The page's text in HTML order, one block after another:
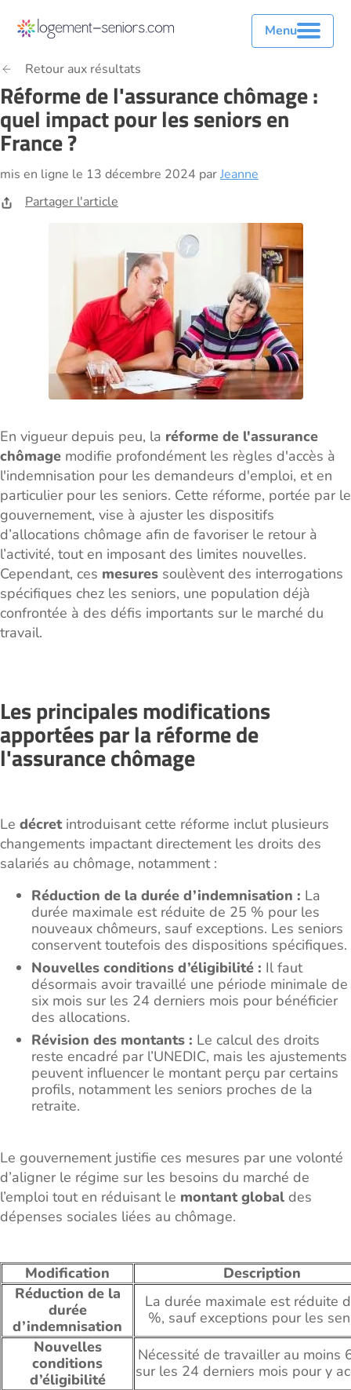
Menu
Retour aux résultats
Réforme de l'assurance chômage :
quel impact pour les seniors en
France ?
mis en ligne le 13 décembre 2024 parJeanne
Partager l'article
En vigueur depuis peu, la réforme de l'assurance
chômage modifie profondément les règles d'accès à
l'indemnisation pour les demandeurs d'emploi, et en
particulier pour les seniors. Cette réforme, portée par le
gouvernement, vise à ajuster les dispositifs
d’allocations chômage afin de favoriser le retour à
l’activité, tout en imposant des limites nouvelles.
Cependant, ces mesures soulèvent des interrogations
spécifiques chez les seniors, une population déjà
confrontée à des défis importants sur le marché du
travail.
Les principales modifications
apportées par la réforme de
l'assurance chômage
Le décretintroduisant cette réforme inclut plusieurs
changements impactant directement les droits des
salariés au chômage, notamment :
Réduction de la durée d’indemnisation : La
durée maximale est réduite de 25 % pour les
nouveaux chômeurs, sauf exceptions. Les seniors
conservent toutefois des dispositions spécifiques.
Nouvelles conditions d’éligibilité : Il faut
désormais avoir travaillé une période minimale de
six mois sur les 24 derniers mois pour bénéficier
des allocations.
Révision des montants : Le calcul des droits
reste encadré par l’UNEDIC, mais les ajustements
peuvent influencer le montant perçu par certains
profils, notamment les seniors proches de la
retraite.
Le gouvernement justifie ces mesures par une volonté
d’aligner le régime sur les besoins du marché de
l’emploi tout en réduisant le montant global des
dépenses sociales liées au chômage.
Modification
Description
Réduction de la
durée
d’indemnisation
La durée maximale est réduite
%, sauf exceptions pour les
Nouvelles
conditions
d’éligibilité
Nécessité de travailler au moins
sur les 24 derniers mois pour y